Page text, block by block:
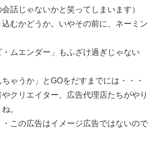
会話じゃないかと笑ってしまいます）
むかどうか。いやその前に、ネーミン
・ムエンダー」もふざけ過ぎじゃない
ちゃうか」とGOをだすまでには・・・
クリエイター、広告代理店たちがやり
。
この広告はイメージ広告ではないので